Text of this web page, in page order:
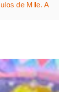
de Mlle. A